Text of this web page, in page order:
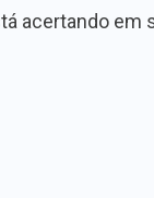
acertando